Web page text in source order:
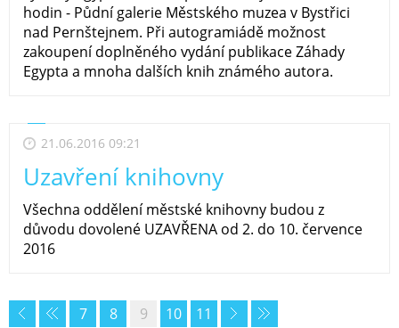
hodin - Půdní galerie Městského muzea v Bystřici
nad Pernštejnem. Při autogramiádě možnost
zakoupení doplněného vydání publikace Záhady
Egypta a mnoha dalších knih známého autora.
21.06.2016 09:21
Uzavření knihovny
Všechna oddělení městské knihovny budou z
důvodu dovolené UZAVŘENA od 2. do 10. července
2016
7 8 9 10 11